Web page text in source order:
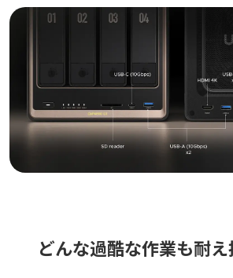
どんな過酷な作業も耐え